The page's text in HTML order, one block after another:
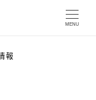
MENU
報